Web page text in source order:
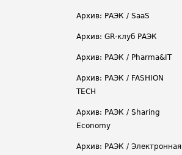
Архив: РАЭК / SaaS
Архив: GR-клуб РАЭК
Архив: РАЭК / Pharma&IT
Архив: РАЭК / FASHION
TECH
Архив: РАЭК / Sharing
Economy
Архив: РАЭК / Электронная